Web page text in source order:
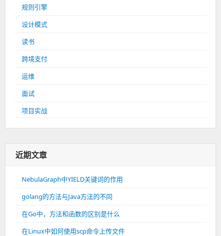
规则引擎
设计模式
读书
跨境支付
运维
面试
项目实战
近期文章
NebulaGraph中YIELD关键词的作用
golang的方法与Java方法的不同
在Go中，方法和函数的区别是什么
在Linux中如何使用scp命令上传文件